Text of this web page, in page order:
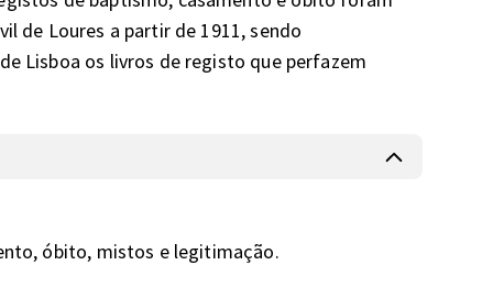
de Loures a partir de 1911, sendo
Lisboa os livros de registo que perfazem
óbito, mistos e legitimação.